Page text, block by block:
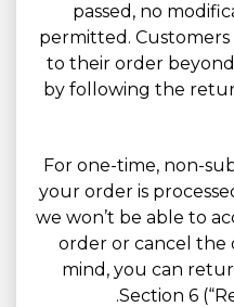
passed, no
permitted.
to their order
by following the
5.5. For one-time, non-
your order is
we won’t be able to
order or cancel the
mind, you can
Section 6